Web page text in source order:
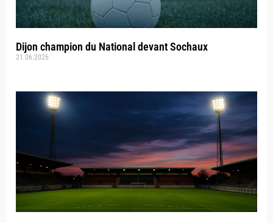
Dijon champion du National devant Sochaux
21.06.2026